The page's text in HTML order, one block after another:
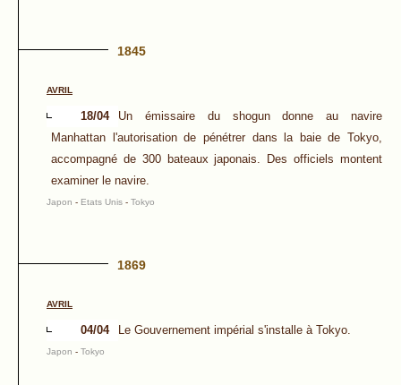
1845
AVRIL
18/04
Un émissaire du shogun donne au navire
Manhattan l'autorisation de pénétrer dans la baie de Tokyo,
accompagné de 300 bateaux japonais. Des officiels montent
examiner le navire.
Japon - Etats Unis - Tokyo
1869
AVRIL
04/04 Le Gouvernement impérial s'installe à Tokyo.
Japon - Tokyo